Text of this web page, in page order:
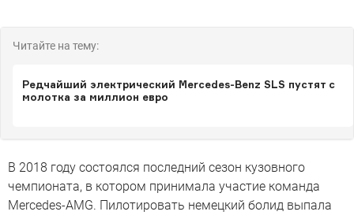
Читайте на тему:
Редчайший электрический Mercedes-Benz SLS пустят с
молотка за миллион евро
В 2018 году состоялся последний сезон кузовного
чемпионата, в котором принимала участие команда
Mercedes-AMG. Пилотировать немецкий болид выпала